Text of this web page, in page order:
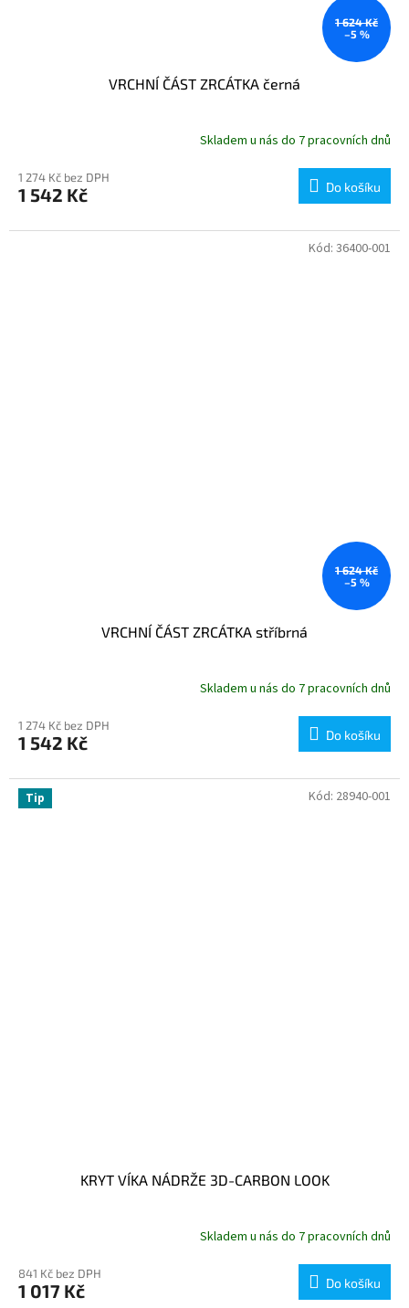
1 624 Kč
–5 %
VRCHNÍ ČÁST ZRCÁTKA černá
Skladem u nás do 7 pracovních dnů
1 274 Kč bez DPH
1 542 Kč Do košíku
1 624 Kč
–5 %
VRCHNÍ ČÁST ZRCÁTKA stříbrná
Skladem u nás do 7 pracovních dnů
1 274 Kč bez DPH
1 542 Kč Do košíku
Kód: 36400-001
Tip
KRYT VÍKA NÁDRŽE 3D-CARBON LOOK
Skladem u nás do 7 pracovních dnů
841 Kč bez DPH
1 017 Kč Do košíku
Kód: 28940-001